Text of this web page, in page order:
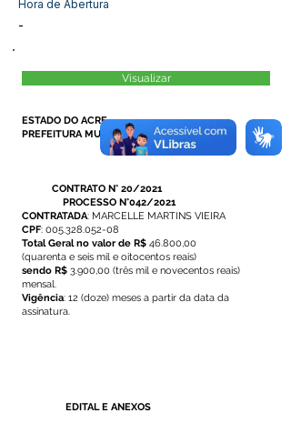
Hora de Abertura
-
Visualizar
ESTADO DO ACRE
PREFEITURA MUNICIPAL DE MÂNCIO LIMA
CONTRATO N° 20/2021
PROCESSO N°042/2021
CONTRATADA: MARCELLE MARTINS VIEIRA
CPF: 005.328.052-08
Total Geral no valor de R$ 46.800,00
(quarenta e seis mil e oitocentos reais)
sendo R$ 3.900,00 (três mil e novecentos reais)
mensal.
Vigência: 12 (doze) meses a partir da data da
assinatura.
EDITAL E ANEXOS